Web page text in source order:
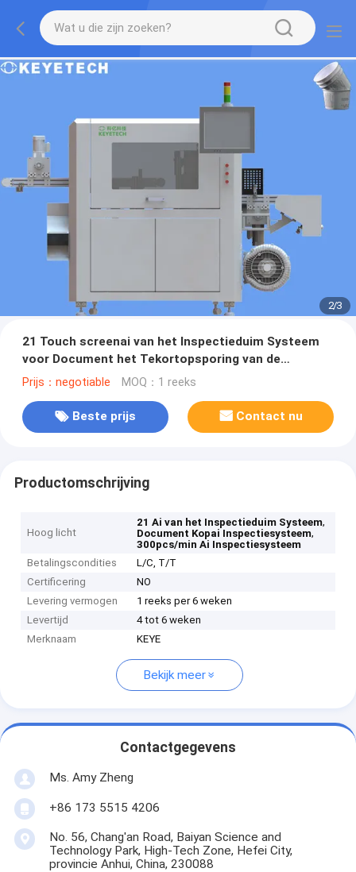
2/3
21 Touch screenai van het Inspectieduim Systeem
voor Document het Tekortopsporing van de
Kopoppervlakte
Prijs：negotiable MOQ：1 reeks
Beste prijs Contact nu
Productomschrijving
Hoog licht
21 Ai van het Inspectieduim Systeem,
Document Kopai Inspectiesysteem,
300pcs/min Ai Inspectiesysteem
Betalingscondities
L/C, T/T
Certificering
NO
Levering vermogen
1 reeks per 6 weken
Levertijd
4 tot 6 weken
Merknaam
KEYE
Bekijk meer
Contactgegevens
Ms. Amy Zheng
+86 173 5515 4206
No. 56, Chang'an Road, Baiyan Science and
Technology Park, High-Tech Zone, Hefei City,
provincie Anhui, China, 230088